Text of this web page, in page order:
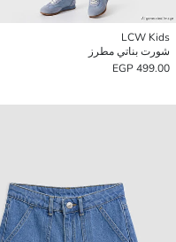
LCW Kids
شورت بناتي مطرز
499.00 EGP